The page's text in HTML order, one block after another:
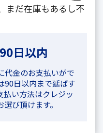
まだ在庫もあるし不
日以内
代金のお支払いがで
90日以内まで延ばす
払い方法はクレジッ
び頂けます。